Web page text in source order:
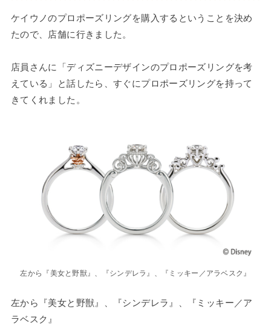
ケイウノのプロポーズリングを購入するということを決め
たので、店舗に行きました。
店員さんに「ディズニーデザインのプロポーズリングを考
えている」と話したら、すぐにプロポーズリングを持って
きてくれました。
左から『美女と野獣』、『シンデレラ』、『ミッキー／アラベスク』
左から『美女と野獣』、『シンデレラ』、『ミッキー／ア
ラベスク』